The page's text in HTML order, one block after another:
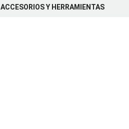
ACCESORIOS Y HERRAMIENTAS